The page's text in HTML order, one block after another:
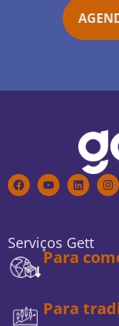
Serviços Gett
Para
Para